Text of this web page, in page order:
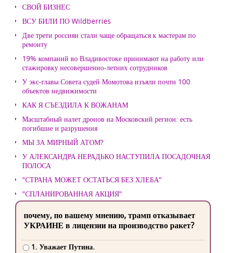
СВОЙ БИЗНЕС
ВСУ БИЛИ ПО Wildberries
Две трети россиян стали чаще обращаться к мастерам по
ремонту
19% компаний во Владивостоке принимают на работу или
стажировку несовершенно-летних сотрудников
У экс-главы Совета судей Момотова изъяли почти 100
объектов недвижимости
КАК Я СЪЕЗДИЛА К ВОЖАНАМ
Масштабный налет дронов на Московский регион: есть
погибшие и разрушения
МЫ ЗА МИРНЫЙ АТОМ?
У АЛЕКСАНДРА НЕРАДЬКО НАСТУПИЛА ПОСАДОЧНАЯ
ПОЛОСА
"СТРАНА МОЖЕТ ОСТАТЬСЯ БЕЗ ХЛЕБА"
"СПЛАНИРОВАННАЯ АКЦИЯ"
почему, по вашему мнению, трамп отказывает
УКРАИНЕ в лицензии на производство ракет?
1. Уважает Путина.